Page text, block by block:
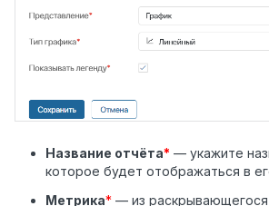
Название отчёта* — укажите
которое будет отображаться в
Метрика* — из раскрывающегося